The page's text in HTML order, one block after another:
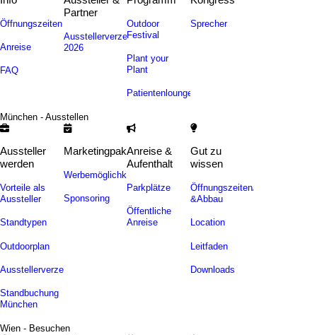
Öffnungszeiten
Anreise
FAQ
Partner
Ausstellerverzeichnis
2026
Outdoor
Festival
Plant your
Plant
Patientenlounge
Sprecher
München - Ausstellen
Aussteller
werden
Vorteile als
Aussteller
Standtypen
Outdoorplan
Ausstellerverzeichnis
Standbuchung
München
Marketingpakete
Werbemöglichkeiten
Sponsoring
Anreise &
Aufenthalt
Parkplätze
Öffentliche
Anreise
Gut zu
wissen
Öffnungszeiten/Auf-
&Abbau
Location
Leitfaden
Downloads
Wien - Besuchen